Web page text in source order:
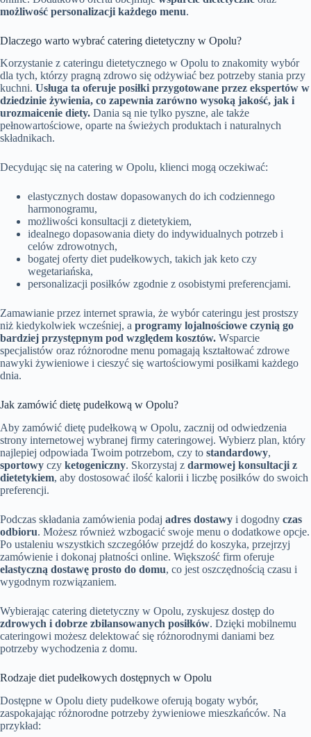
możliwość personalizacji każdego menu.
Dlaczego warto wybrać catering dietetyczny w Opolu?
Korzystanie z cateringu dietetycznego w Opolu to znakomity wybór
dla tych, którzy pragną zdrowo się odżywiać bez potrzeby stania przy
kuchni. Usługa ta oferuje posiłki przygotowane przez ekspertów w
dziedzinie żywienia, co zapewnia zarówno wysoką jakość, jak i
urozmaicenie diety. Dania są nie tylko pyszne, ale także
pełnowartościowe, oparte na świeżych produktach i naturalnych
składnikach.
Decydując się na catering w Opolu, klienci mogą oczekiwać:
elastycznych dostaw dopasowanych do ich codziennego
harmonogramu,
możliwości konsultacji z dietetykiem,
idealnego dopasowania diety do indywidualnych potrzeb i
celów zdrowotnych,
bogatej oferty diet pudełkowych, takich jak keto czy
wegetariańska,
personalizacji posiłków zgodnie z osobistymi preferencjami.
Zamawianie przez internet sprawia, że wybór cateringu jest prostszy
niż kiedykolwiek wcześniej, a programy lojalnościowe czynią go
bardziej przystępnym pod względem kosztów. Wsparcie
specjalistów oraz różnorodne menu pomagają kształtować zdrowe
nawyki żywieniowe i cieszyć się wartościowymi posiłkami każdego
dnia.
Jak zamówić dietę pudełkową w Opolu?
Aby zamówić dietę pudełkową w Opolu, zacznij od odwiedzenia
strony internetowej wybranej firmy cateringowej. Wybierz plan, który
najlepiej odpowiada Twoim potrzebom, czy to standardowy,
sportowy czy ketogeniczny. Skorzystaj z darmowej konsultacji z
dietetykiem, aby dostosować ilość kalorii i liczbę posiłków do swoich
preferencji.
Podczas składania zamówienia podaj adres dostawy i dogodny czas
odbioru. Możesz również wzbogacić swoje menu o dodatkowe opcje.
Po ustaleniu wszystkich szczegółów przejdź do koszyka, przejrzyj
zamówienie i dokonaj płatności online. Większość firm oferuje
elastyczną dostawę prosto do domu, co jest oszczędnością czasu i
wygodnym rozwiązaniem.
Wybierając catering dietetyczny w Opolu, zyskujesz dostęp do
zdrowych i dobrze zbilansowanych posiłków. Dzięki mobilnemu
cateringowi możesz delektować się różnorodnymi daniami bez
potrzeby wychodzenia z domu.
Rodzaje diet pudełkowych dostępnych w Opolu
Dostępne w Opolu diety pudełkowe oferują bogaty wybór,
zaspokajając różnorodne potrzeby żywieniowe mieszkańców. Na
przykład: